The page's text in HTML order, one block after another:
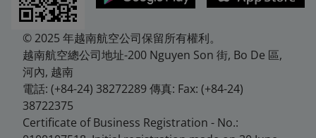
© 2025 年越南航空公司保留所有權利。
越南航空總公司地址-200 Nguyen Son 街, Bo De 區,
河內, 越南
電話: (+84-24) 38272289 傳真: Fax: (+84-24)
38722375
Certificate of Business Registration - No.: